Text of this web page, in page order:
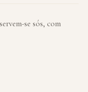
se sós, com